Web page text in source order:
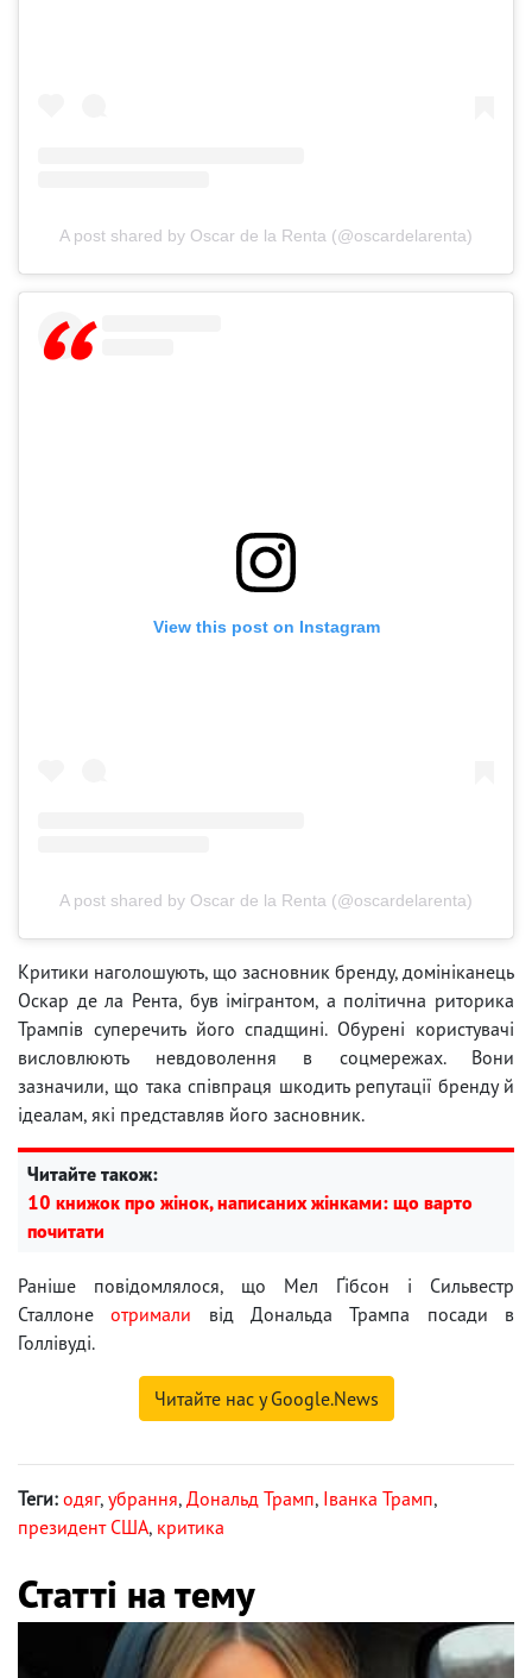
A post shared by Oscar de la Renta (@oscardelarenta)
View this post on Instagram
A post shared by Oscar de la Renta (@oscardelarenta)
Критики наголошують, що засновник бренду, домініканець
Оскар де ла Рента, був імігрантом, а політична риторика
Трампів суперечить його спадщині. Обурені користувачі
висловлюють невдоволення в соцмережах. Вони
зазначили, що така співпраця шкодить репутації бренду й
ідеалам, які представляв його засновник.
Читайте також:
10 книжок про жінок, написаних жінками: що варто
почитати
Раніше повідомлялося, що Мел Ґібсон і Сильвестр
Сталлонеотримали від Дональда Трампа посади в
Голлівуді.
Читайте нас у Google.News
Теги: одяг, убрання, Дональд Трамп, Іванка Трамп,
президент США, критика
Статті на тему